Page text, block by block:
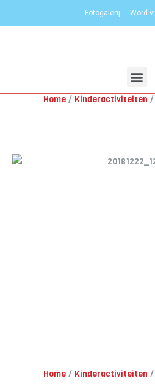
Fotogalerij Word
Home Kinderactiviteiten
Home Kinderactiviteiten